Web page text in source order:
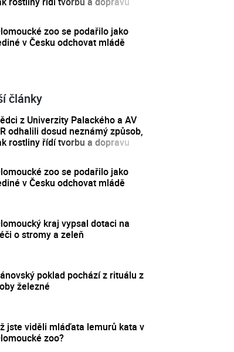
zoo se podařilo jako
v Česku odchovat mládě
články
z Univerzity Palackého a AV
odhalili dosud neznámý způsob,
rostliny řídí tvorbu a dopravu
zoo se podařilo jako
v Česku odchovat mládě
kraj vypsal dotaci na
o stromy a zeleň
poklad pochází z rituálu z
železné
jste viděli mláďata lemurů kata v
zoo?